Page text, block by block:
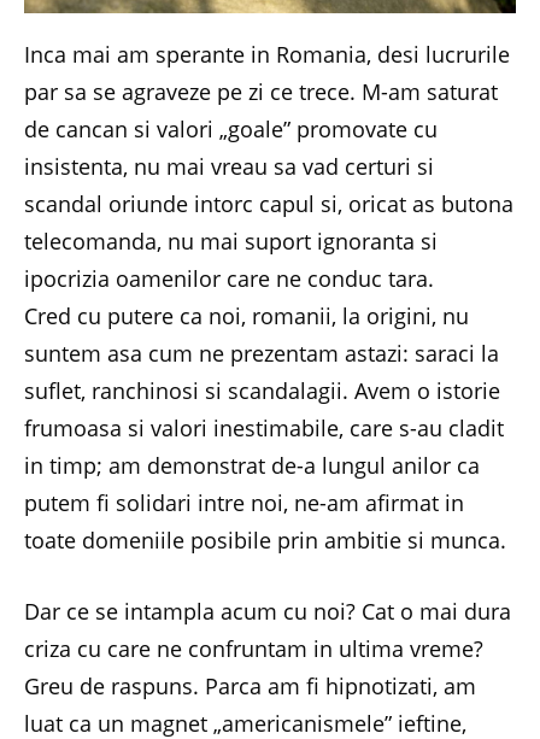
Inca mai am sperante in Romania, desi lucrurile
par sa se agraveze pe zi ce trece. M-am saturat
de cancan si valori „goale” promovate cu
insistenta, nu mai vreau sa vad certuri si
scandal oriunde intorc capul si, oricat as butona
telecomanda, nu mai suport ignoranta si
ipocrizia oamenilor care ne conduc tara.
Cred cu putere ca noi, romanii, la origini, nu
suntem asa cum ne prezentam astazi: saraci la
suflet, ranchinosi si scandalagii. Avem o istorie
frumoasa si valori inestimabile, care s-au cladit
in timp; am demonstrat de-a lungul anilor ca
putem fi solidari intre noi, ne-am afirmat in
toate domeniile posibile prin ambitie si munca.
Dar ce se intampla acum cu noi? Cat o mai dura
criza cu care ne confruntam in ultima vreme?
Greu de raspuns. Parca am fi hipnotizati, am
luat ca un magnet „americanismele” ieftine,